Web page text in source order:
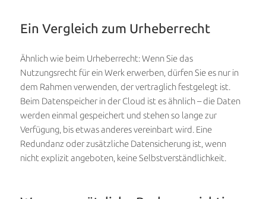
Ein Vergleich zum Urheberrecht
Ähnlich wie beim Urheberrecht: Wenn Sie das
Nutzungsrecht für ein Werk erwerben, dürfen Sie es nur in
dem Rahmen verwenden, der vertraglich festgelegt ist.
Beim Datenspeicher in der Cloud ist es ähnlich – die Daten
werden einmal gespeichert und stehen so lange zur
Verfügung, bis etwas anderes vereinbart wird. Eine
Redundanz oder zusätzliche Datensicherung ist, wenn
nicht explizit angeboten, keine Selbstverständlichkeit.